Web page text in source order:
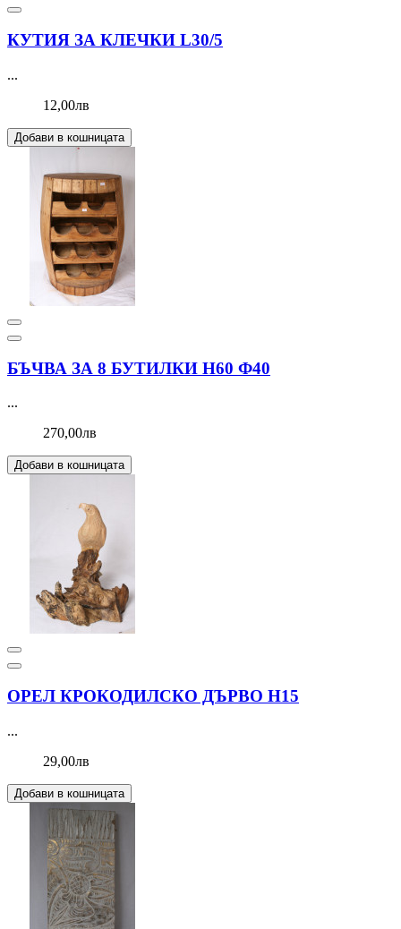
КУТИЯ ЗА КЛЕЧКИ L30/5
...
12,00лв
Добави в кошницата
БЪЧВА ЗА 8 БУТИЛКИ Н60 Ф40
...
270,00лв
Добави в кошницата
ОРЕЛ КРОКОДИЛСКО ДЪРВО Н15
...
29,00лв
Добави в кошницата